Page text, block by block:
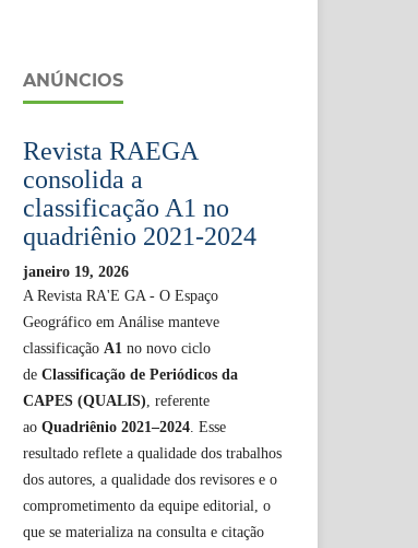
ANÚNCIOS
Revista RAEGA
consolida a
classificação A1 no
quadriênio 2021-2024
janeiro 19, 2026
A Revista RA'E GA - O Espaço
Geográfico em Análise manteve
classificação A1 no novo ciclo
de Classificação de Periódicos da
CAPES (QUALIS) , referente
ao Quadriênio 2021–2024 . Esse
resultado reflete a qualidade dos trabalhos
dos autores, a qualidade dos revisores e o
comprometimento da equipe editorial, o
que se materializa na consulta e citação